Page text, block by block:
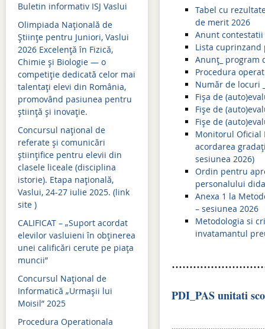
Mişcarea personalului 2021-2022
Mişcarea personalului 2020-2021
Mişcarea personalului 2019-2020
Mişcarea personalului 2018-2019
Mişcarea personalului 2017-2018
Mişcarea personalului 2016-2017
Mişcarea personalului 2015-2016
Mişcarea personalului 2014-2015
Bacalaureat 2025
Evaluare națională 2025
Simulări examene
Admitere 2024
Bacalaureat 2024
Evaluare națională 2024
Simulări examene
Admitere 2023
Bacalaureat 2023
Evaluare națională 2023
Simulări examene
Evaluare națională 2022
Buletin informativ ISJ Vaslui
Olimpiada Națională de
Științe pentru Juniori, Vaslui
2026 Excelență în Fizică,
Chimie și Biologie — o
competiție dedicată celor mai
talentați elevi din România,
promovând pasiunea pentru
știință și inovație.
Concursul național de
referate și comunicări
științifice pentru elevii din
clasele liceale (disciplina
istorie). Etapa națională,
Vaslui, 24-27 iulie 2025. (link
site )
CALIFICAT – „Suport acordat
elevilor vasluieni în obținerea
unei calificări cerute pe piața
muncii”
Concursul Național de
Informatică „Urmașii lui
Moisil” 2025
Procedura Operationala
Tabel cu
de merit 2026
Anunt
Lista
Anunț_ program
Procedura
Număr de locuri
Fișa de
Fișe de
Fișe de
Monitorul Oficial
acordarea
sesiunea 2026)
Ordin pentru
personalului
Anexa 1 la
– sesiunea 2026
Metodologia si
invatamantul
PDI_PAS unitati